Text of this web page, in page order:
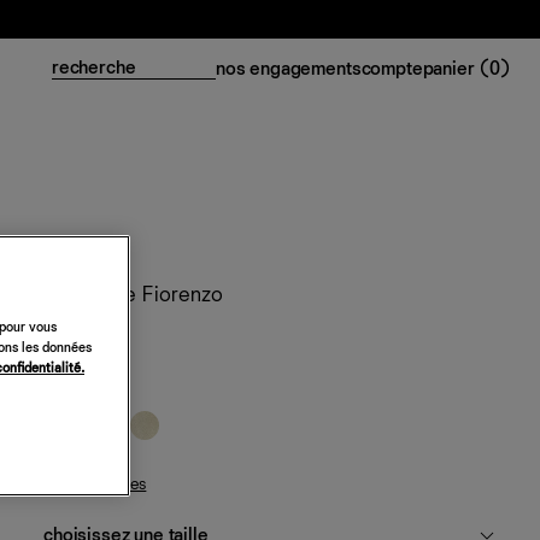
nos engagementscomptepanier (0)
Top en soie Fiorenzo
158 €
guide des tailles
vous
les données